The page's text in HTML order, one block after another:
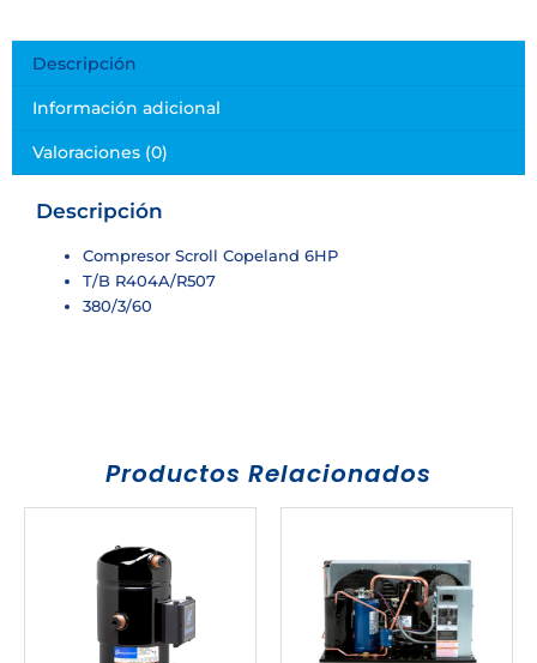
Descripción
Información adicional
Valoraciones (0)
Descripción
Compresor Scroll Copeland 6HP
T/B R404A/R507
380/3/60
Productos Relacionados